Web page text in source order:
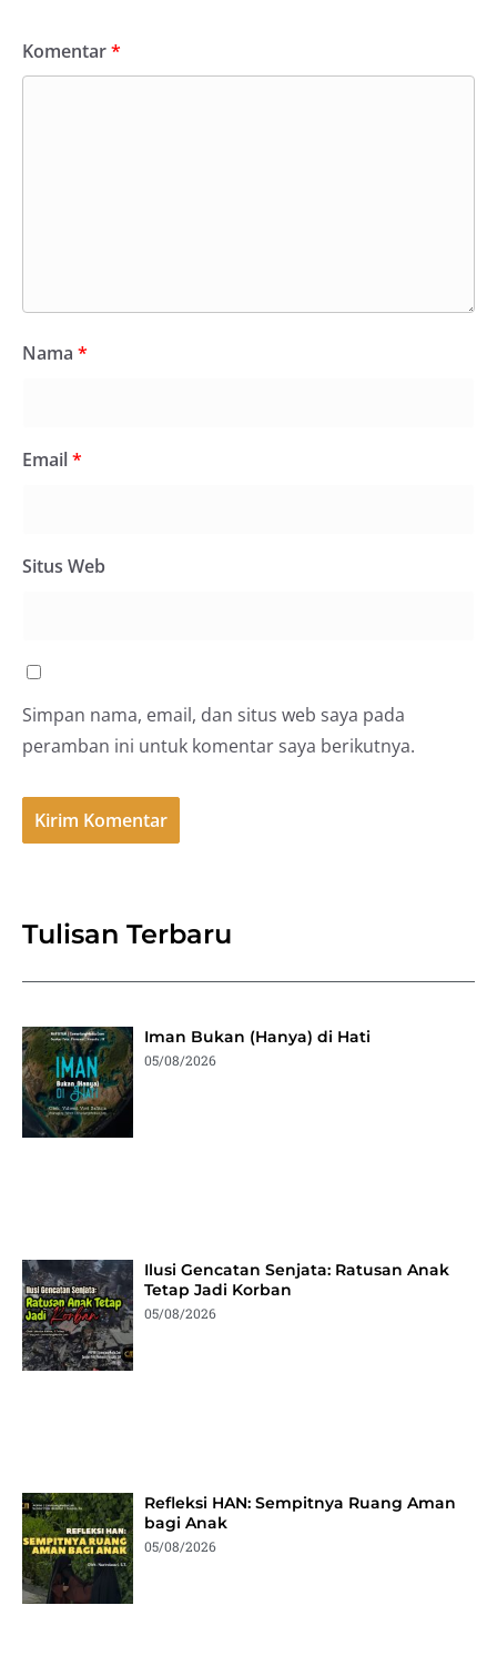
Komentar*
Nama *
Email*
Situs Web
Simpan nama, email, dan situs web saya pada
peramban ini untuk komentar saya berikutnya.
Tulisan Terbaru
Iman Bukan (Hanya) di Hati
05/08/2026
Ilusi Gencatan Senjata: Ratusan Anak
Tetap Jadi Korban
05/08/2026
Refleksi HAN: Sempitnya Ruang Aman
bagi Anak
05/08/2026